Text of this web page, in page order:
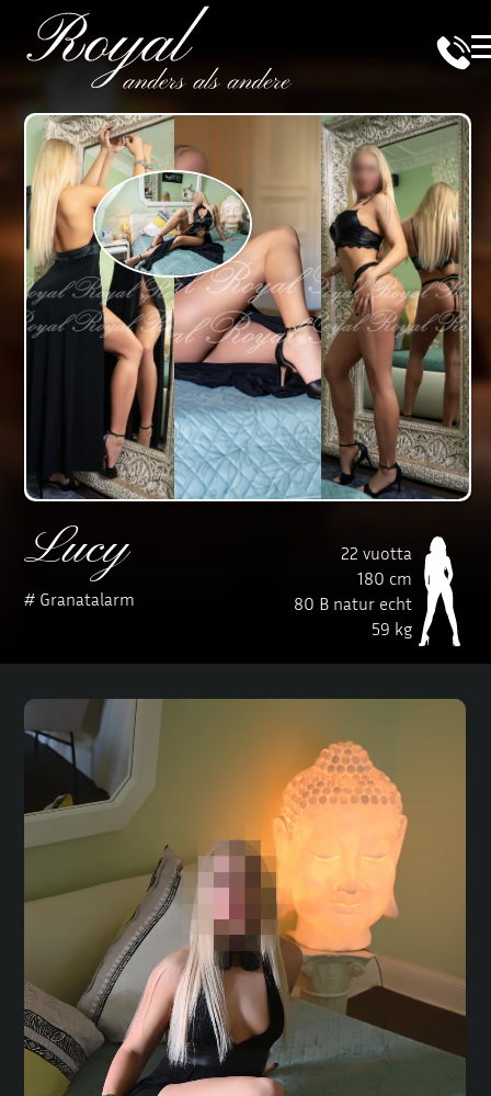
Lucy
# Granatalarm
22 vuotta
180 cm
80 B natur echt
59 kg